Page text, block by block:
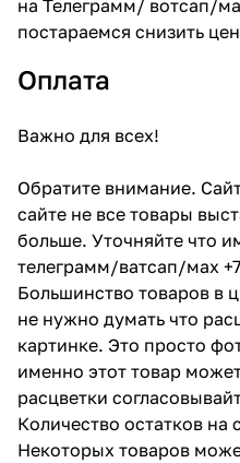
на Телеграмм/ вотсап/
постараемся снизить
Оплата
Важно для всех!
Обратите внимание.
сайте не все товары
больше. Уточняйте что
телеграмм/ватсап/мах
Большинство товаров в
не нужно думать что
картинке. Это просто
именно этот товар
расцветки
Количество остатков на
Некоторых товаров